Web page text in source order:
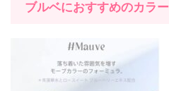
ブルベにおすすめのカラー